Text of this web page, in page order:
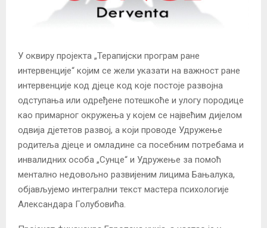
У оквиру пројекта „Терапијски програм ране
интервенције“ којим се жели указати на важност ране
интервенције код дјеце код које постоје развојна
одступања или одређене потешкоће и улогу породице
као примарног окружења у којем се највећим дијелом
одвија дјететов развој, а који проводе Удружење
родитеља дјеце и омладине са посебним потребама и
инвалидних особа „Сунце“ и Удружење за помоћ
ментално недовољно развијеним лицима Бањалука,
објављујемо интегрални текст мастера психологије
Александара Голубовића.